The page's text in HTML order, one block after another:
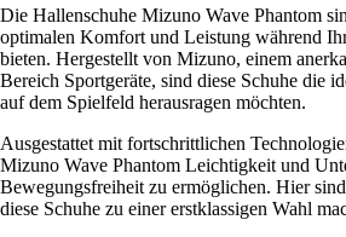
Die Hallenschuhe Mizuno Wave Phantom
optimalen Komfort und Leistung während
bieten. Hergestellt von Mizuno, einem
Bereich Sportgeräte, sind diese Schuhe die
auf dem Spielfeld herausragen möchten.
Ausgestattet mit fortschrittlichen
Mizuno Wave Phantom Leichtigkeit und
Bewegungsfreiheit zu ermöglichen. Hier
diese Schuhe zu einer erstklassigen Wahl